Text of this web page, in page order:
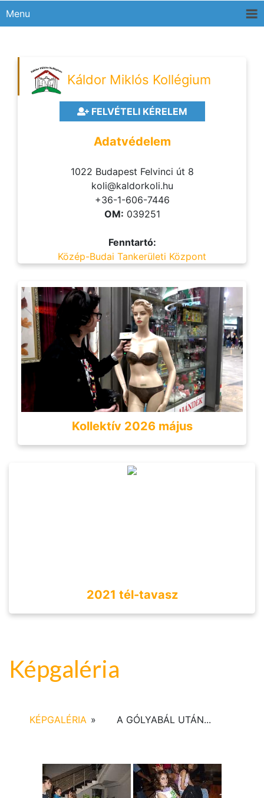
Menu
Káldor Miklós Kollégium
FELVÉTELI KÉRELEM
Adatvédelem
1022 Budapest Felvinci út 8
koli@kaldorkoli.hu
+36-1-606-7446
OM: 039251
Fenntartó:
Közép-Budai Tankerületi Központ
Kollektív 2026 május
2021 tél-tavasz
Képgaléria
KÉPGALÉRIA » A GÓLYABÁL UTÁN...